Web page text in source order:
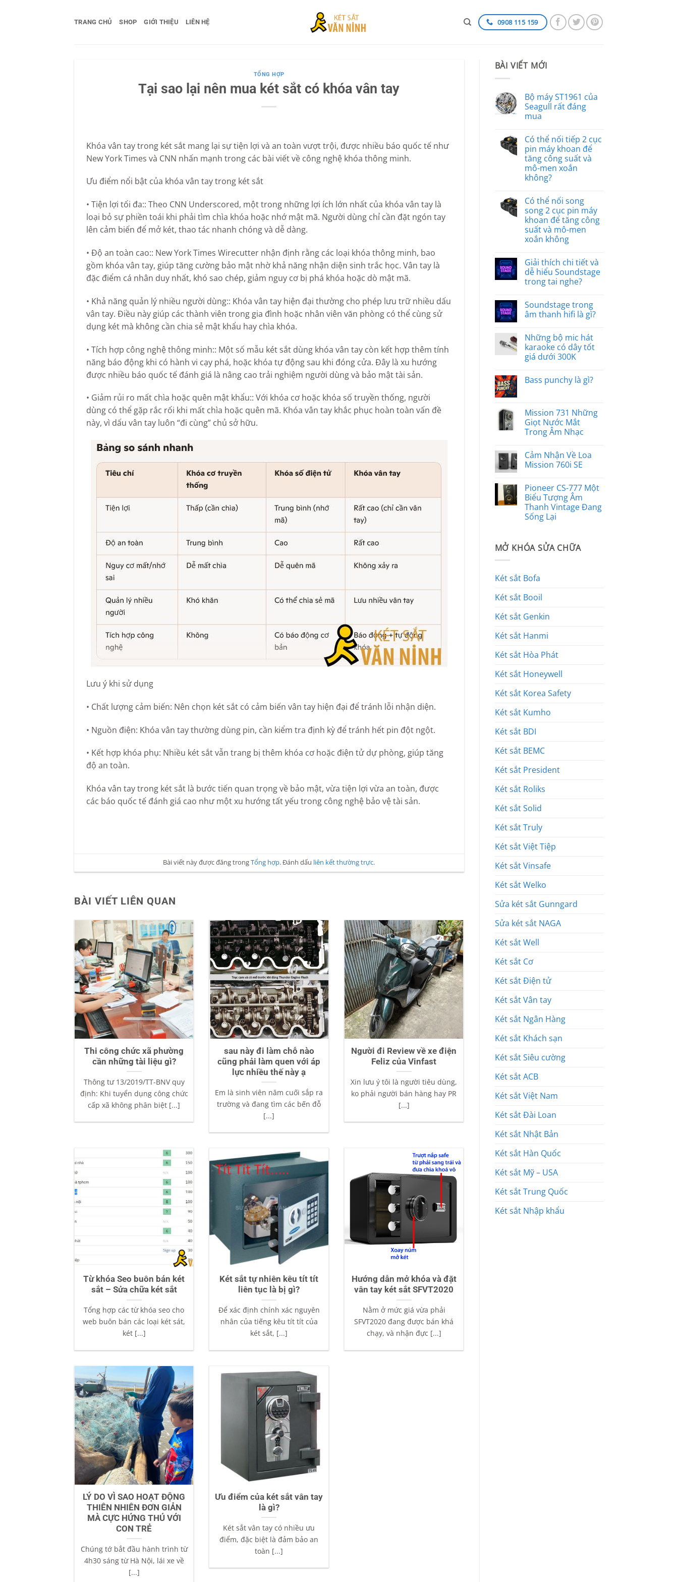
TRANG CHỦ SHOP GIỚI THIỆU LIÊN HỆ 0908 115 159
TỔNG HỢP
Tại sao lại nên mua két sắt có khóa vân tay
Khóa vân tay trong két sắt mang lại sự tiện lợi và an toàn vượt trội, được nhiều báo quốc tế như
New York Times và CNN nhấn mạnh trong các bài viết về công nghệ khóa thông minh.
Ưu điểm nổi bật của khóa vân tay trong két sắt
• Tiện lợi tối đa:: Theo CNN Underscored, một trong những lợi ích lớn nhất của khóa vân tay là
loại bỏ sự phiền toái khi phải tìm chìa khóa hoặc nhớ mật mã. Người dùng chỉ cần đặt ngón tay
lên cảm biến để mở két, thao tác nhanh chóng và dễ dàng.
• Độ an toàn cao:: New York Times Wirecutter nhận định rằng các loại khóa thông minh, bao
gồm khóa vân tay, giúp tăng cường bảo mật nhờ khả năng nhận diện sinh trắc học. Vân tay là
đặc điểm cá nhân duy nhất, khó sao chép, giảm nguy cơ bị phá khóa hoặc dò mật mã.
• Khả năng quản lý nhiều người dùng:: Khóa vân tay hiện đại thường cho phép lưu trữ nhiều dấu
vân tay. Điều này giúp các thành viên trong gia đình hoặc nhân viên văn phòng có thể cùng sử
dụng két mà không cần chia sẻ mật khẩu hay chìa khóa.
• Tích hợp công nghệ thông minh:: Một số mẫu két sắt dùng khóa vân tay còn kết hợp thêm tính
năng báo động khi có hành vi cạy phá, hoặc khóa tự động sau khi đóng cửa. Đây là xu hướng
được nhiều báo quốc tế đánh giá là nâng cao trải nghiệm người dùng và bảo mật tài sản.
• Giảm rủi ro mất chìa hoặc quên mật khẩu:: Với khóa cơ hoặc khóa số truyền thống, người
dùng có thể gặp rắc rối khi mất chìa hoặc quên mã. Khóa vân tay khắc phục hoàn toàn vấn đề
này, vì dấu vân tay luôn “đi cùng” chủ sở hữu.
Lưu ý khi sử dụng
• Chất lượng cảm biến: Nên chọn két sắt có cảm biến vân tay hiện đại để tránh lỗi nhận diện.
• Nguồn điện: Khóa vân tay thường dùng pin, cần kiểm tra định kỳ để tránh hết pin đột ngột.
• Kết hợp khóa phụ: Nhiều két sắt vẫn trang bị thêm khóa cơ hoặc điện tử dự phòng, giúp tăng
độ an toàn.
Khóa vân tay trong két sắt là bước tiến quan trọng về bảo mật, vừa tiện lợi vừa an toàn, được
các báo quốc tế đánh giá cao như một xu hướng tất yếu trong công nghệ bảo vệ tài sản.
Bài viết này được đăng trongTổng hợp. Đánh dấu liên kết thường trực.
BÀI VIẾT LIÊN QUAN
Thi công chức xã phường
cần những tài liệu gì?
Thông tư 13/2019/TT-BNV quy
định: Khi tuyển dụng công chức
cấp xã không phân biệt [...]
sau này đi làm chỗ nào
cũng phải làm quen với áp
lực nhiều thế này ạ
Em là sinh viên năm cuối sắp ra
trường và đang tìm các bến đỗ
[...]
Người đi Review về xe điện
Feliz của Vinfast
Xin lưu ý tôi là người tiêu dùng,
ko phải người bán hàng hay PR
[...]
Từ khóa Seo buôn bán két
sắt – Sửa chữa két sắt
Tổng hợp các từ khóa seo cho
web buôn bán các loại két sát,
két [...]
Két sắt tự nhiên kêu tít tít
liên tục là bị gì?
Để xác định chính xác nguyên
nhân của tiếng kêu tít tít của
két sắt, [...]
Hướng dẫn mở khóa và đặt
vân tay két sắt SFVT2020
Nằm ở mức giá vừa phải
SFVT2020 đang được bán khá
chạy, và nhận đực [...]
LÝ DO VÌ SAO HOẠT ĐỘNG
THIÊN NHIÊN ĐƠN GIẢN
MÀ CỰC HỨNG THÚ VỚI
CON TRẺ
Chúng tớ bắt đầu hành trình từ
4h30 sáng từ Hà Nội, lái xe về
[...]
Ưu điểm của két sắt vân tay
là gì?
Két sắt vân tay có nhiều ưu
điểm, đặc biệt là đảm bảo an
toàn [...]
BÀI VIẾT MỚI
Bộ máy ST1961 của
Seagull rất đáng
mua
Có thể nối tiếp 2 cục
pin máy khoan để
tăng công suất và
mô-men xoắn
không?
Có thể nối song
song 2 cục pin máy
khoan để tăng công
suất và mô-men
xoắn không
Giải thích chi tiết và
dễ hiểu Soundstage
trong tai nghe?
Soundstage trong
âm thanh hifi là gì?
Những bộ mic hát
karaoke có dây tốt
giá dưới 300K
Bass punchy là gì?
Mission 731 Những
Giọt Nước Mắt
Trong Âm Nhạc
Cảm Nhận Về Loa
Mission 760i SE
Pioneer CS-777 Một
Biểu Tượng Âm
Thanh Vintage Đang
Sống Lại
MỞ KHÓA SỬA CHỮA
Két sắt Bofa
Két sắt Booil
Két sắt Genkin
Két sắt Hanmi
Két sắt Hòa Phát
Két sắt Honeywell
Két sắt Korea Safety
Két sắt Kumho
Két sắt BDI
Két sắt BEMC
Két sắt President
Két sắt Roliks
Két sắt Solid
Két sắt Truly
Két sắt Việt Tiệp
Két sắt Vinsafe
Két sắt Welko
Sửa két sắt Gunngard
Sửa két sắt NAGA
Két sắt Well
Két sắt Cơ
Két sắt Điện tử
Két sắt Vân tay
Két sắt Ngân Hàng
Két sắt Khách sạn
Két sắt Siêu cường
Két sắt ACB
Két sắt Việt Nam
Két sắt Đài Loan
Két sắt Nhật Bản
Két sắt Hàn Quốc
Két sắt Mỹ – USA
Két sắt Trung Quốc
Két sắt Nhập khẩu